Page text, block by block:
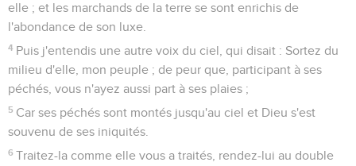
elle ; et les marchands de la terre se sont enrichis de
l'abondance de son luxe.
4 Puis j'entendis une autre voix du ciel, qui disait : Sortez du
milieu d'elle, mon peuple ; de peur que, participant à ses
péchés, vous n'ayez aussi part à ses plaies ;
5 Car ses péchés sont montés jusqu'au ciel et Dieu s'est
souvenu de ses iniquités.
6 Traitez-la comme elle vous a traités, rendez-lui au double